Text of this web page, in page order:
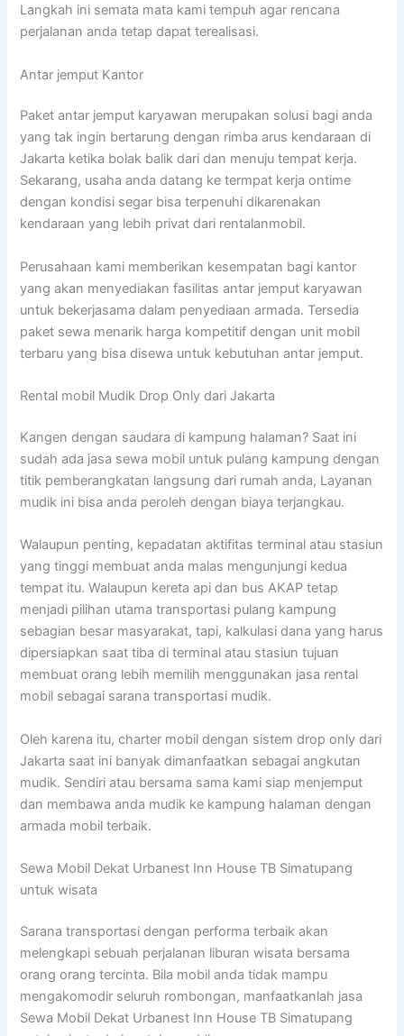
Langkah ini semata mata kami tempuh agar rencana
perjalanan anda tetap dapat terealisasi.
Antar jemput Kantor
Paket antar jemput karyawan merupakan solusi bagi anda
yang tak ingin bertarung dengan rimba arus kendaraan di
Jakarta ketika bolak balik dari dan menuju tempat kerja.
Sekarang, usaha anda datang ke termpat kerja ontime
dengan kondisi segar bisa terpenuhi dikarenakan
kendaraan yang lebih privat dari rentalanmobil.
Perusahaan kami memberikan kesempatan bagi kantor
yang akan menyediakan fasilitas antar jemput karyawan
untuk bekerjasama dalam penyediaan armada. Tersedia
paket sewa menarik harga kompetitif dengan unit mobil
terbaru yang bisa disewa untuk kebutuhan antar jemput.
Rental mobil Mudik Drop Only dari Jakarta
Kangen dengan saudara di kampung halaman? Saat ini
sudah ada jasa sewa mobil untuk pulang kampung dengan
titik pemberangkatan langsung dari rumah anda, Layanan
mudik ini bisa anda peroleh dengan biaya terjangkau.
Walaupun penting, kepadatan aktifitas terminal atau stasiun
yang tinggi membuat anda malas mengunjungi kedua
tempat itu. Walaupun kereta api dan bus AKAP tetap
menjadi pilihan utama transportasi pulang kampung
sebagian besar masyarakat, tapi, kalkulasi dana yang harus
dipersiapkan saat tiba di terminal atau stasiun tujuan
membuat orang lebih memilih menggunakan jasa rental
mobil sebagai sarana transportasi mudik.
Oleh karena itu, charter mobil dengan sistem drop only dari
Jakarta saat ini banyak dimanfaatkan sebagai angkutan
mudik. Sendiri atau bersama sama kami siap menjemput
dan membawa anda mudik ke kampung halaman dengan
armada mobil terbaik.
Sewa Mobil Dekat Urbanest Inn House TB Simatupang
untuk wisata
Sarana transportasi dengan performa terbaik akan
melengkapi sebuah perjalanan liburan wisata bersama
orang orang tercinta. Bila mobil anda tidak mampu
mengakomodir seluruh rombongan, manfaatkanlah jasa
Sewa Mobil Dekat Urbanest Inn House TB Simatupang